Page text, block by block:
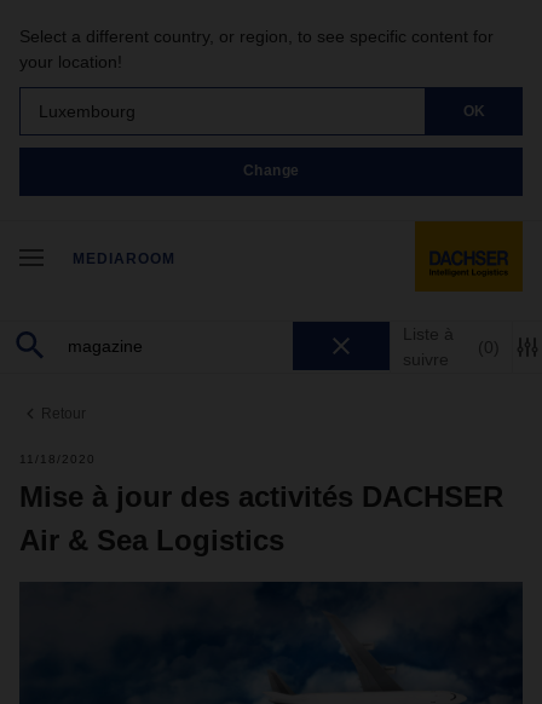
Select a different country, or region, to see specific content for
your location!
Luxembourg OK
Change
MEDIAROOM
Liste à
suivre
(0)
Retour
11/18/2020
Mise à jour des activités DACHSER
Air & Sea Logistics